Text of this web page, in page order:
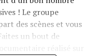
! Le groupe
des scènes et vous
un bout de